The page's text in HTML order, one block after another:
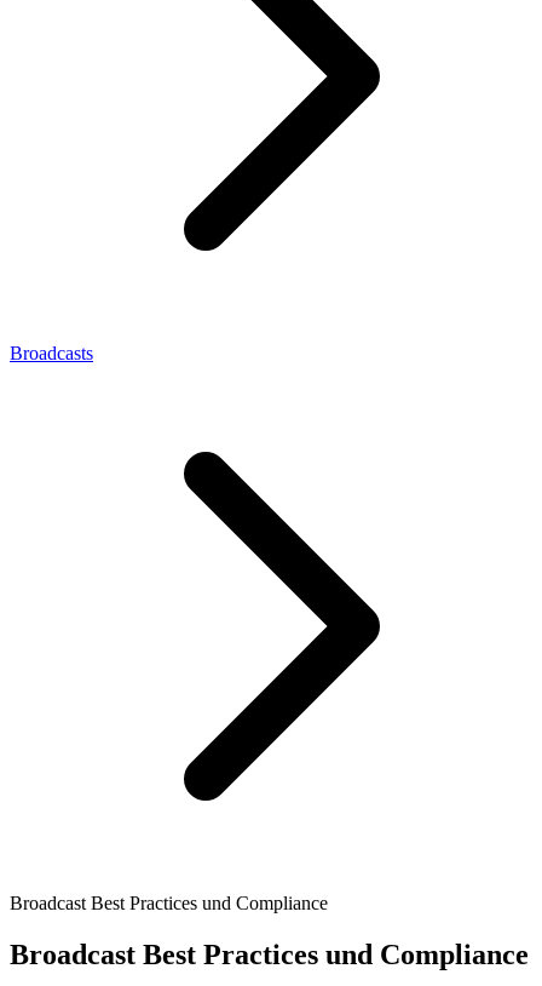
Broadcasts
Broadcast Best Practices und Compliance
Broadcast Best Practices und Compliance